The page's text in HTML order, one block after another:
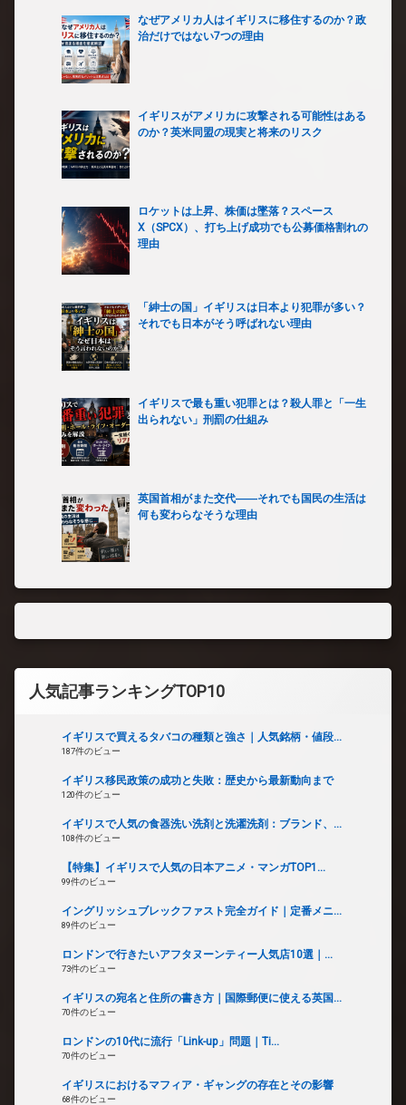
なぜアメリカ人はイギリスに移住するのか？政
治だけではない7つの理由
イギリスがアメリカに攻撃される可能性はある
のか？英米同盟の現実と将来のリスク
ロケットは上昇、株価は墜落？スペース
X（SPCX）、打ち上げ成功でも公募価格割れの
理由
「紳士の国」イギリスは日本より犯罪が多い？
それでも日本がそう呼ばれない理由
イギリスで最も重い犯罪とは？殺人罪と「一生
出られない」刑罰の仕組み
英国首相がまた交代――それでも国民の生活は
何も変わらなそうな理由
人気記事ランキングTOP10
イギリスで買えるタバコの種類と強さ｜人気銘柄・値段...
187件のビュー
イギリス移民政策の成功と失敗：歴史から最新動向まで
120件のビュー
イギリスで人気の食器洗い洗剤と洗濯洗剤：ブランド、...
108件のビュー
【特集】イギリスで人気の日本アニメ・マンガTOP1...
99件のビュー
イングリッシュブレックファスト完全ガイド｜定番メニ...
89件のビュー
ロンドンで行きたいアフタヌーンティー人気店10選｜...
73件のビュー
イギリスの宛名と住所の書き方｜国際郵便に使える英国...
70件のビュー
ロンドンの10代に流行「Link-up」問題｜Ti...
70件のビュー
イギリスにおけるマフィア・ギャングの存在とその影響
68件のビュー